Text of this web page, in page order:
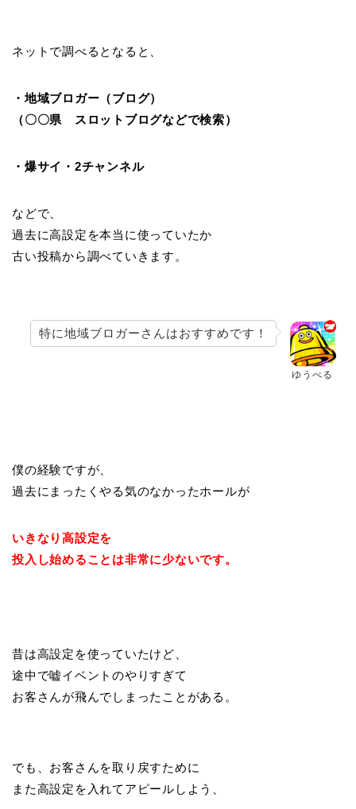
ネットで調べるとなると、
・地域ブロガー（ブログ）
（〇〇県 スロットブログなどで検索）
・爆サイ・2チャンネル
などで、
過去に高設定を本当に使っていたか
古い投稿から調べていきます。
ゆうべる
特に地域ブロガーさんはおすすめです！
僕の経験ですが、
過去にまったくやる気のなかったホールが
いきなり高設定を
投入し始めることは非常に少ないです。
昔は高設定を使っていたけど、
途中で嘘イベントのやりすぎて
お客さんが飛んでしまったことがある。
でも、お客さんを取り戻すために
また高設定を入れてアピールしよう、